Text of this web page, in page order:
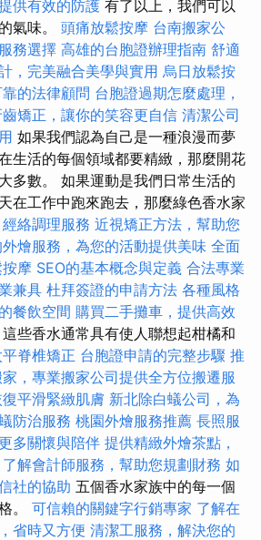
供有效的防護 有了以上，我們可以
氣味。 頭痛放鬆按摩 台南搬家公
務選擇 高雄的台胞證辦理指南 舒適
，完美融合美學與實用 烏日放鬆按
的法律顧問 台胞證過期怎麼處理，
齒矯正，讓你的笑容更自信 清潔公司
如果我們認為自己是一種浪漫而夢
生活的每個領域都要精緻，那麼開花
多數。 如果運動是我們日常生活的
在工作中跑來跑去，那麼綠色香水家
經絡調理服務 近視矯正方法，幫助您
燴服務，為您的活動提供美味 全面
摩 SEO的基本概念與定義 合法專業
兼具 杜拜簽證的申請方法 各種風格
餐飲空間 購買二手攤車，提供高效
這些香水通常具有使人聯想起柑橘和
平脊椎矯正 台胞證申請的完整步驟 推
，專業搬家公司提供全方位搬遷服
平滑緊緻肌膚 新北除白蟻公司，為
防治服務 桃園外燴服務推薦 長照服
多關懷與陪伴 提供精緻外燴茶點，
了解會計師服務，幫助您規劃財務 如
社的協助 五個香水家族中的每一個
。 可信賴的關鍵字行銷專家 了解在
省時又方便 清潔工服務，解決您的